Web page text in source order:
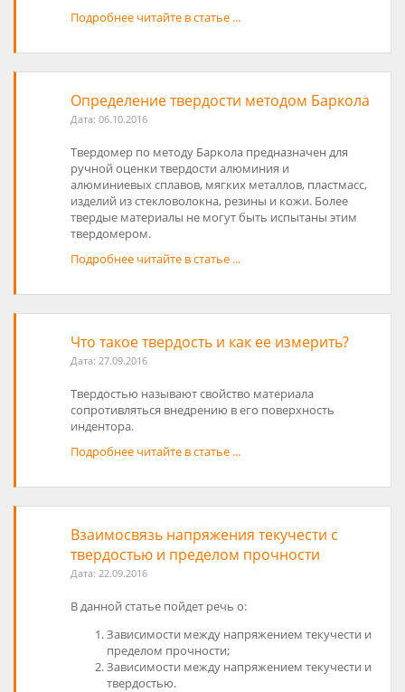
Подробнее читайте в статье ...
Определение твердости методом Баркола
Дата: 06.10.2016
Твердомер по методу Баркола предназначен для
ручной оценки твердости алюминия и
алюминиевых сплавов, мягких металлов, пластмасс,
изделий из стекловолокна, резины и кожи. Более
твердые материалы не могут быть испытаны этим
твердомером.
Подробнее читайте в статье ...
Что такое твердость и как ее измерить?
Дата: 27.09.2016
Твердостью называют свойство материала
сопротивляться внедрению в его поверхность
индентора.
Подробнее читайте в статье ...
Взаимосвязь напряжения текучести с
твердостью и пределом прочности
Дата: 22.09.2016
В данной статье пойдет речь о:
Зависимости между напряжением текучести и
пределом прочности;
Зависимости между напряжением текучести и
твердостью.